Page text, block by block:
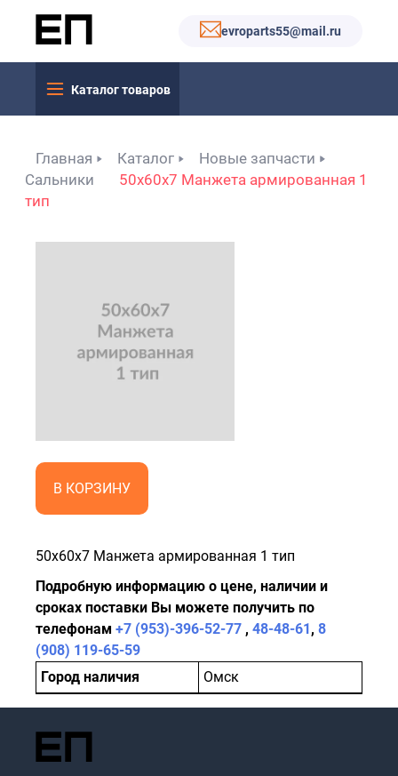
evroparts55@mail.ru
Каталог товаров
Главная Каталог
Новые запчасти
Сальники
50x60x7 Манжета армированная 1
тип
В КОРЗИНУ
50x60x7 Манжета армированная 1 тип
Подробную информацию о цене, наличии и
сроках поставки Вы можете получить по
телефонам +7 (953)-396-52-77 , 48-48-61, 8
(908) 119-65-59
Город наличия
Омск